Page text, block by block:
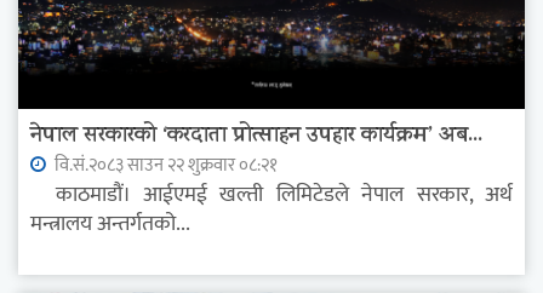
नेपाल सरकारको ‘करदाता प्रोत्साहन उपहार कार्यक्रम’ अब...
वि.सं.२०८३ साउन २२ शुक्रवार ०८:२१
काठमाडौं। आईएमई खल्ती लिमिटेडले नेपाल सरकार, अर्थ
मन्त्रालय अन्तर्गतको...